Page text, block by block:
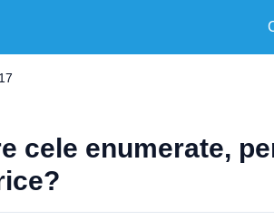
cele enumerate,